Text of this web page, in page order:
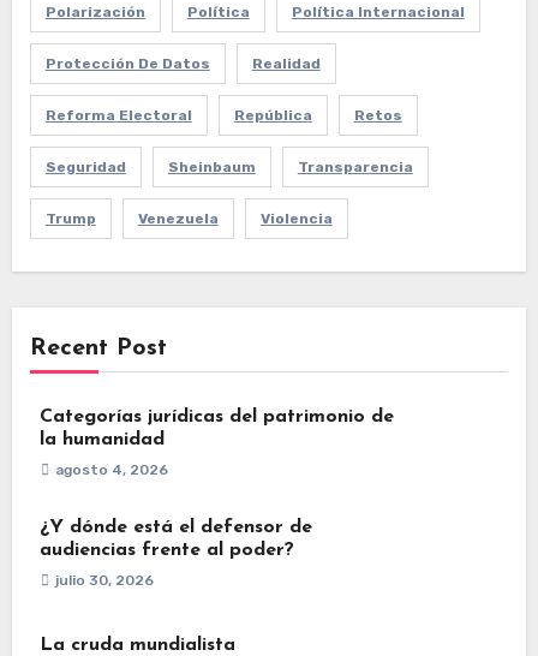
Polarización Política Política Internacional
Protección De Datos Realidad
Reforma Electoral República Retos
Seguridad Sheinbaum Transparencia
Trump Venezuela Violencia
Recent Post
Categorías jurídicas del patrimonio de
la humanidad
agosto 4, 2026
¿Y dónde está el defensor de
audiencias frente al poder?
julio 30, 2026
La cruda mundialista